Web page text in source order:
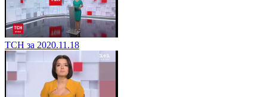
ТСН за 2020.11.18